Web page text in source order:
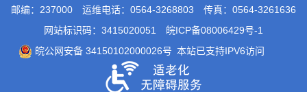
邮编：237000
运维电话：0564-3268803
传真：0564-3261636
网站标识码：3415020051
皖ICP备08006429号-1
皖公网安备 34150102000026号 本站已支持IPV6访问